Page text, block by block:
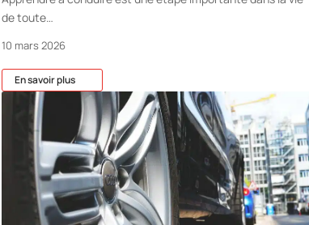
de toute…
10 mars 2026
En savoir plus